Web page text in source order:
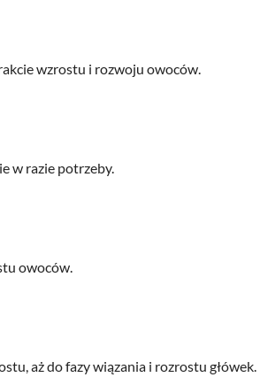
wzrostu i rozwoju owoców.
w razie potrzeby.
owoców.
aż do fazy wiązania i rozrostu główek.